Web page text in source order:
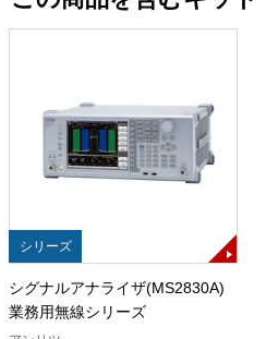
シグナルアナライザ(MS2830A)
業務用無線シリーズ
シリーズ